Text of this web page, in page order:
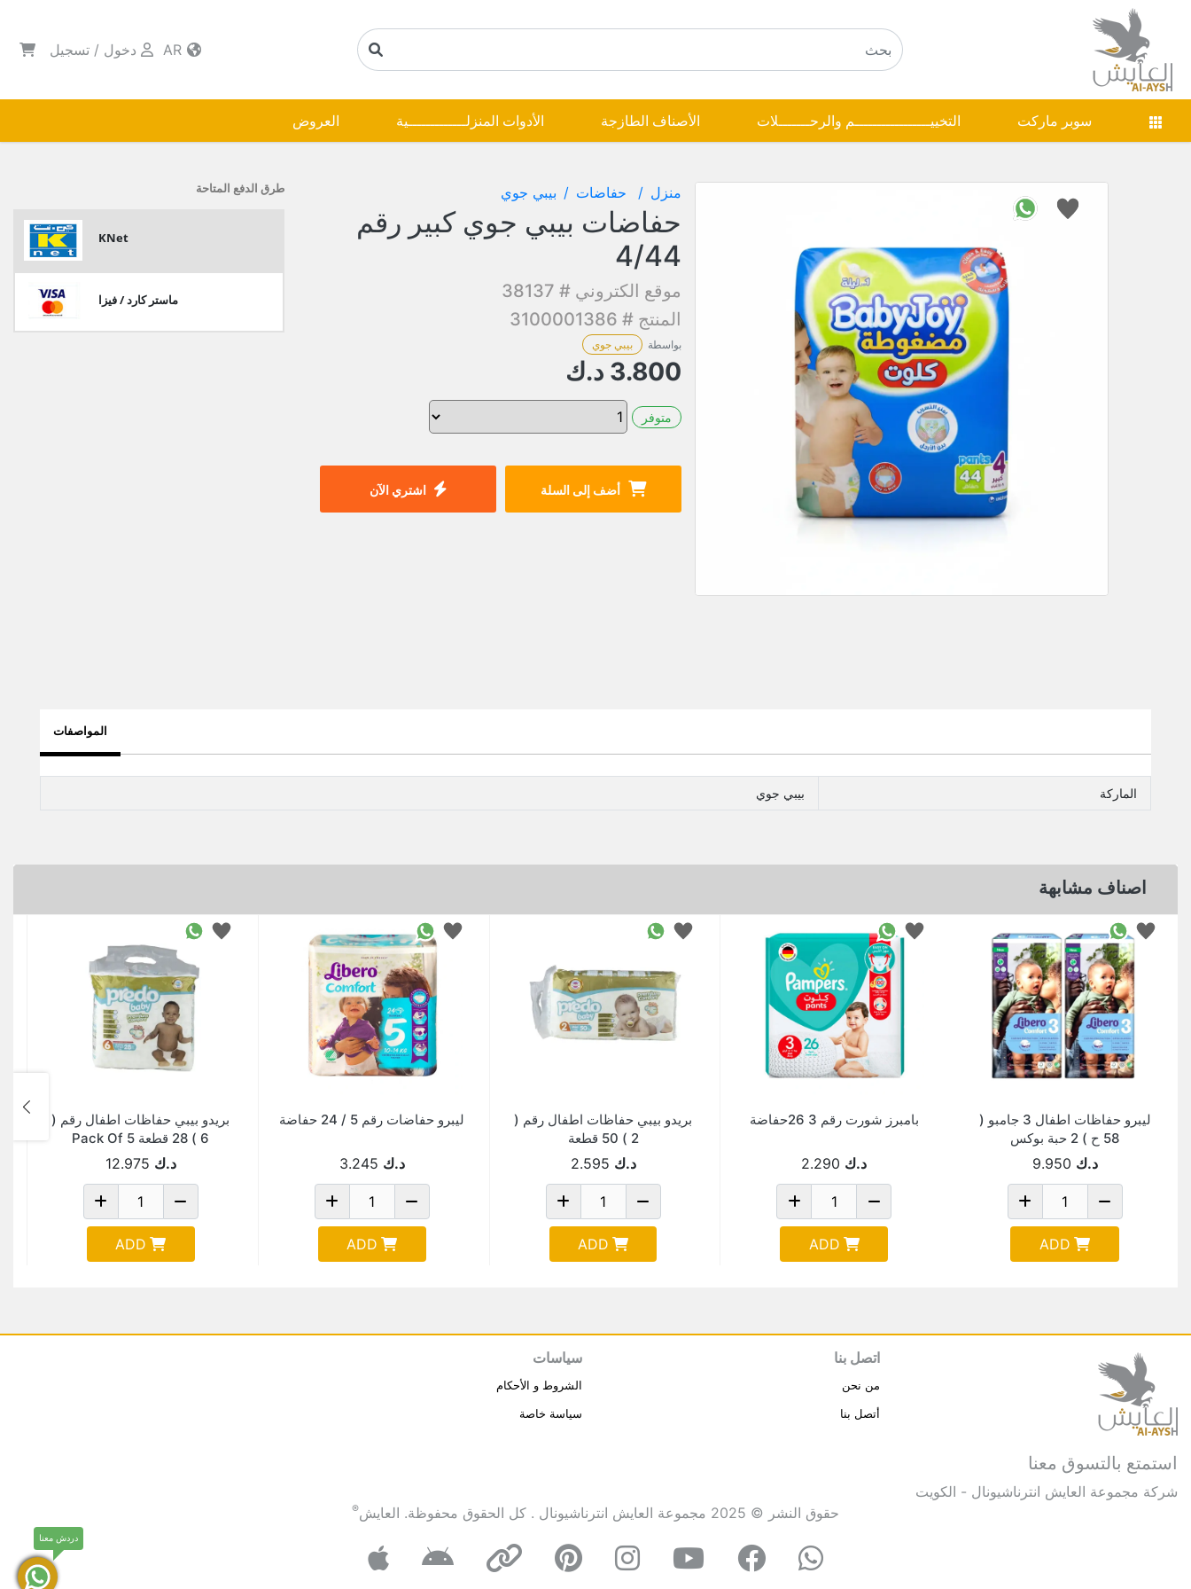
دخول / تسجيل
سوبر ماركت التخييـــــــــــــــــم والرحـــــــلات الأصناف الطازجة الأدوات المنزلـــــــــــــية العروض
منزل حفاضات بيبي جوي
حفاضات بيبي جوي كبير رقم
4/44
موقع الكتروني # 38137
المنتج # 3100001386
بواسطة بيبي جوي
3.800 د.ك
متوفر
أضف إلى السلة اشتري الآن
طرق الدفع المتاحة
KNet
ماستر كارد / فيزا
المواصفات
الماركة بيبي جوي
اصناف مشابهة
ليبرو حفاظات اطفال 3 جامبو (
58 ح ) 2 حبة بوكس
د.ك 9.950
ADD
بامبرز شورت رقم 3 26حفاضة
د.ك 2.290
ADD
بريدو بيبي حفاظات اطفال رقم (
2 ) 50 قطعة
د.ك 2.595
ADD
ليبرو حفاضات رقم 5 / 24 حفاضة
د.ك 3.245
ADD
بريدو بيبي حفاظات اطفال رقم (
6 ) 28 قطعة Pack Of 5
د.ك 12.975
ADD
استمتع بالتسوق معنا
شركة مجموعة العايش انترناشيونال - الكويت
اتصل بنا
من نحن
أتصل بنا
سياسات
الشروط و الأحكام
سياسة خاصة
حقوق النشر © 2025 مجموعة العايش انترناشيونال . كل الحقوق محفوظة. العايش®
دردش معنا